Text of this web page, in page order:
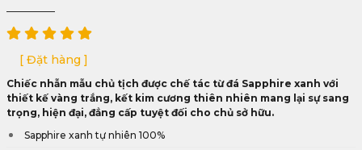
[ Đặt hàng ]
Chiếc nhẫn mẫu chủ tịch được chế tác từ đá Sapphire xanh với
thiết kế vàng trắng, kết kim cương thiên nhiên mang lại sự sang
trọng, hiện đại, đẳng cấp tuyệt đối cho chủ sở hữu.
Sapphire xanh tự nhiên 100%